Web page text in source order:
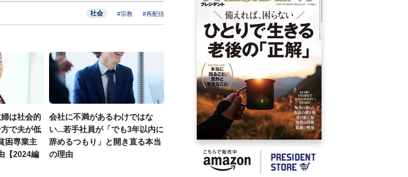
社会 #宗教 #再配信
婦は社会的
で夫が低
困専業主
【2024編
会社に不満があるわけではな
い...若手社員が「でも3年以内に
辞めるつもり」と開き直る本当
の理由